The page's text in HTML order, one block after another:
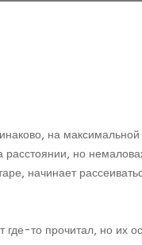
на
расстоянии, но
начинает
где-то прочитал, но их